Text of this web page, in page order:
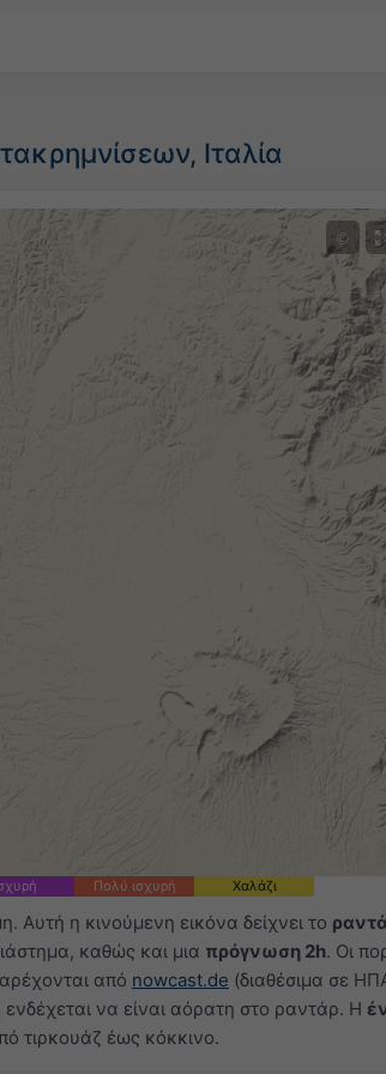
Ιταλία
©
Πολύ ισχυρή Χαλάζι
Αυτή η κινούμενη εικόνα δείχνει το
καθώς και μια πρόγνωση 2h. Οι
από nowcast.de (διαθέσιμα σε
να είναι αόρατη στο ραντάρ. Η
τιρκουάζ έως κόκκινο.